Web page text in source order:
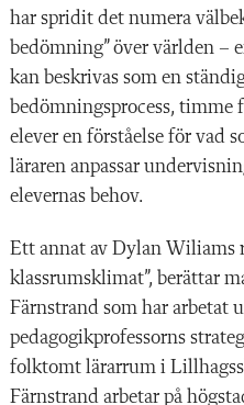
har spridit det numera
bedömning” över världen –
kan beskrivas som en
bedömningsprocess, timme
elever en förståelse för vad
läraren anpassar
elevernas behov.
Ett annat av Dylan Wiliams
klassrumsklimat”, berättar
Färnstrand som har arbetat
pedagogikprofessorns
folktomt lärarrum i
Färnstrand arbetar på